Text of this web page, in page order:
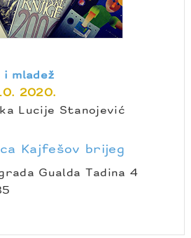
i mladež
2020.
Lucije Stanojević
Kajfešov brijeg
Gualda Tadina 4